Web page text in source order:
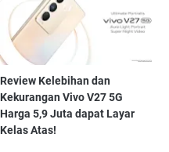
Review Kelebihan dan
Kekurangan Vivo V27 5G
Harga 5,9 Juta dapat Layar
Kelas Atas!